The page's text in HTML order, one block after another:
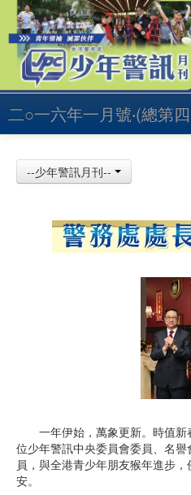
二○一六年一月號‧(總第
昔日少訊
--少年警訊月刊--
一年伊始，萬象更新。時值新
位少年警訊中央委員會委員、名
員，與全港青少年朋友猴年進步
安。